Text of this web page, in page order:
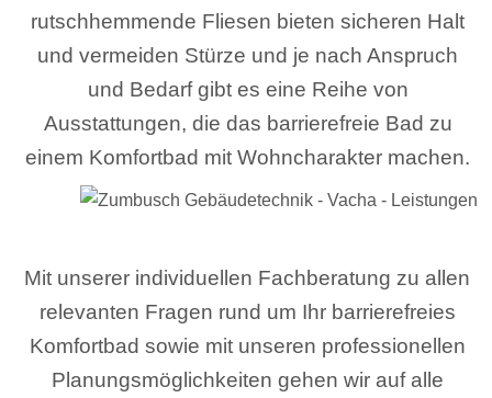
rutschhemmende Fliesen bieten sicheren Halt
und vermeiden Stürze und je nach Anspruch
und Bedarf gibt es eine Reihe von
Ausstattungen, die das barrierefreie Bad zu
einem Komfortbad mit Wohncharakter machen.
Mit unserer individuellen Fachberatung zu allen
relevanten Fragen rund um Ihr barrierefreies
Komfortbad sowie mit unseren professionellen
Planungsmöglichkeiten gehen wir auf alle